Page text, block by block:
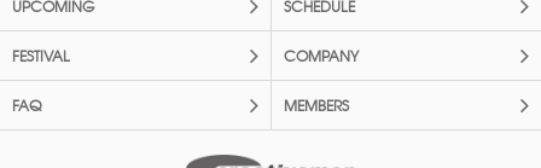
UPCOMING SCHEDULE
FESTIVAL COMPANY
FAQ MEMBERS